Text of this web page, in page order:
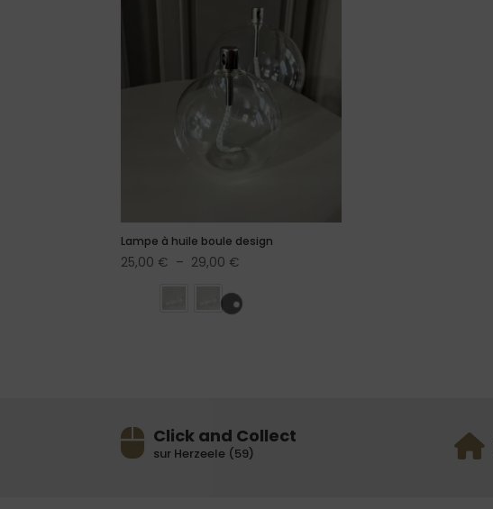
Lampe à huile boule design
25,00 € – 29,00 €
prix :
Click and Collect
sur Herzeele (59)